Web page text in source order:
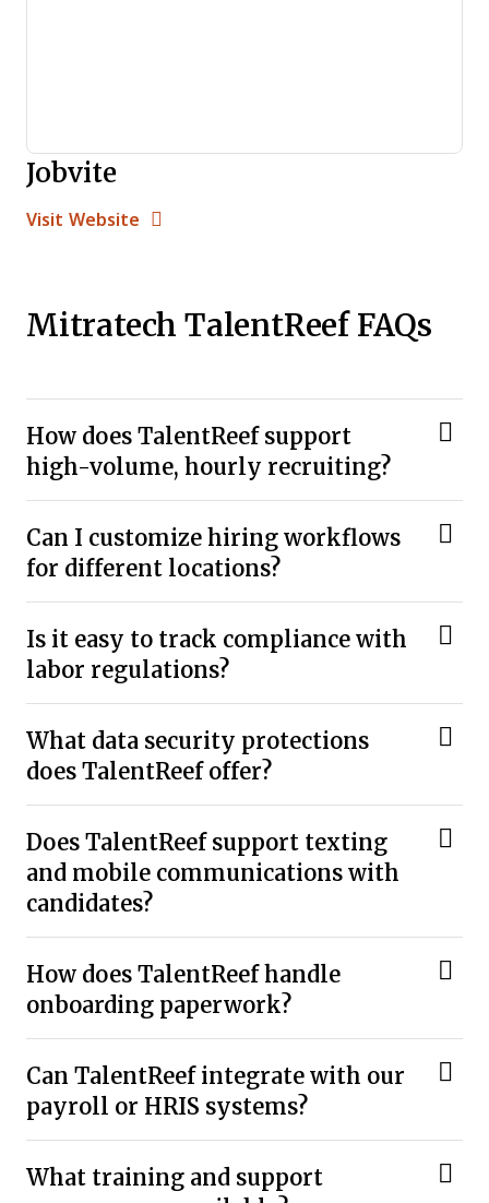
Jobvite
Visit Website Opens New Window
Mitratech TalentReef FAQs
How does TalentReef support
high-volume, hourly recruiting?
Can I customize hiring workflows
for different locations?
Is it easy to track compliance with
labor regulations?
What data security protections
does TalentReef offer?
Does TalentReef support texting
and mobile communications with
candidates?
How does TalentReef handle
onboarding paperwork?
Can TalentReef integrate with our
payroll or HRIS systems?
What training and support